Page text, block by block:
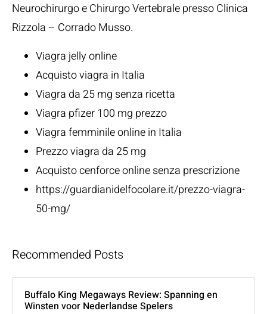
Neurochirurgo e Chirurgo Vertebrale presso Clinica
Rizzola – Corrado Musso.
Viagra jelly online
Acquisto viagra in Italia
Viagra da 25 mg senza ricetta
Viagra pfizer 100 mg prezzo
Viagra femminile online in Italia
Prezzo viagra da 25 mg
Acquisto cenforce online senza prescrizione
https://guardianidelfocolare.it/prezzo-viagra-
50-mg/
Recommended Posts
Buffalo King Megaways Review: Spanning en
Winsten voor Nederlandse Spelers